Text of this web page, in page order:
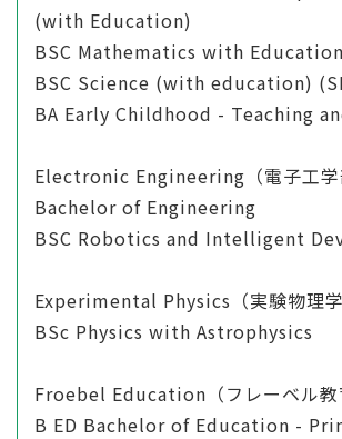
(with Education)
BSC Mathematics with
BSC Science (with education)
BA Early Childhood - Teaching
Electronic Engineering（電子工学
Bachelor of Engineering
BSC Robotics and Intelligent
Experimental Physics（実験物理学
BSc Physics with Astrophysics
Froebel Education（フレーベル教
B ED Bachelor of Education -